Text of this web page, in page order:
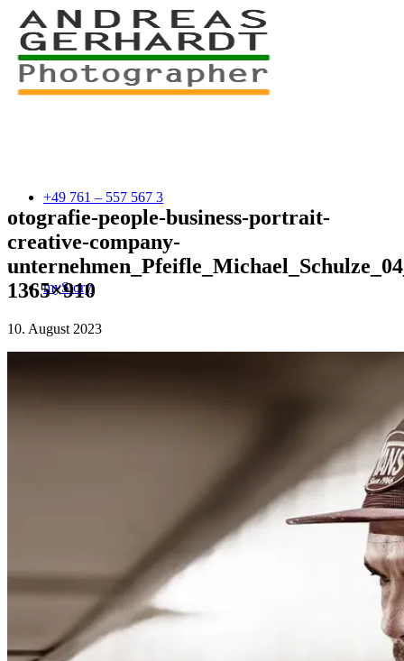
+49 761 – 557 567 3
myStory
Corporate
otografie-people-business-portrait-
creative-company-
1365×910
10. August 2023